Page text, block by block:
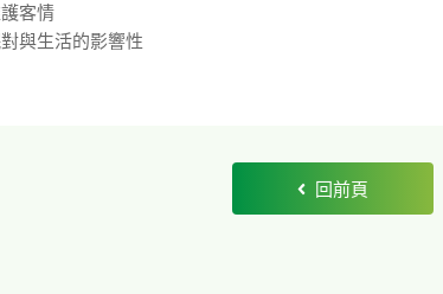
客情
與生活的影響性
回前頁